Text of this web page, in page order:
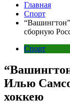
Главная
Спорт
сборную
Спорт
Илью
хоккею